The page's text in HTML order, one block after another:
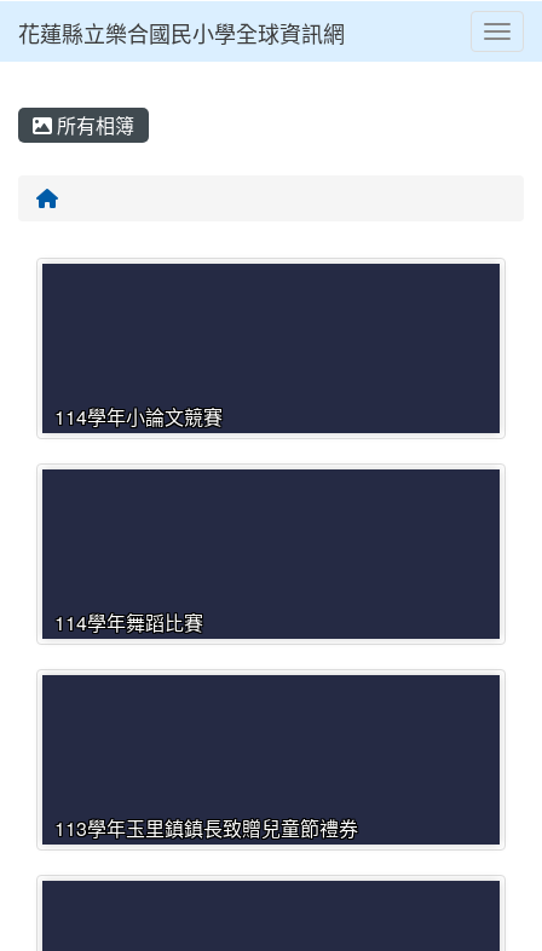
⏸
花蓮縣立樂合國民小學全球資訊網
所有相簿
回首頁
114學年小論文競賽
114學年舞蹈比賽
113學年玉里鎮鎮長致贈兒童節禮券